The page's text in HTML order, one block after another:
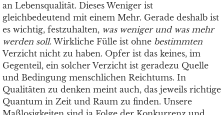
an Lebensqualität. Dieses Weniger ist
gleichbedeutend mit einem Mehr. Gerade deshalb ist
es wichtig, festzuhalten, was weniger und was mehr
werden soll. Wirkliche Fülle ist ohne bestimmten
Verzicht nicht zu haben. Opfer ist das keines, im
Gegenteil, ein solcher Verzicht ist geradezu Quelle
und Bedingung menschlichen Reichtums. In
Qualitäten zu denken meint auch, das jeweils richtige
Quantum in Zeit und Raum zu finden. Unsere